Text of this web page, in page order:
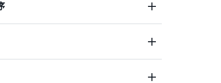
的 LLM，充分利用 AWS 基础设施的功能
）实例] 驱动生成式人工智能应用程序的训
集成创建自动扩展和缩减并跨多个可用区